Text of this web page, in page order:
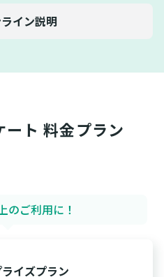
イン説明
ト 料金プラン
のご利用に！
イズプラン